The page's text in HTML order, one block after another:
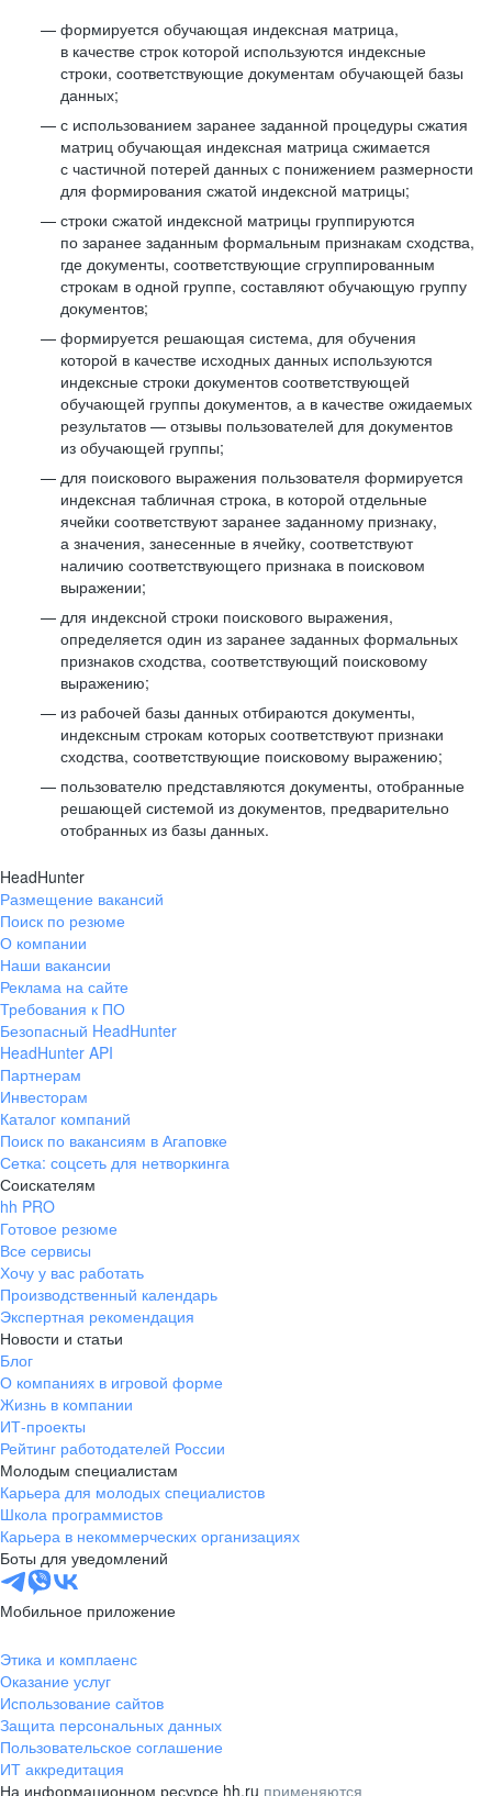
формируется обучающая индексная матрица,
в качестве строк которой используются индексные
строки, соответствующие документам обучающей базы
данных;
с использованием заранее заданной процедуры сжатия
матриц обучающая индексная матрица сжимается
с частичной потерей данных с понижением размерности
для формирования сжатой индексной матрицы;
строки сжатой индексной матрицы группируются
по заранее заданным формальным признакам сходства,
где документы, соответствующие сгруппированным
строкам в одной группе, составляют обучающую группу
документов;
формируется решающая система, для обучения
которой в качестве исходных данных используются
индексные строки документов соответствующей
обучающей группы документов, а в качестве ожидаемых
результатов — отзывы пользователей для документов
из обучающей группы;
для поискового выражения пользователя формируется
индексная табличная строка, в которой отдельные
ячейки соответствуют заранее заданному признаку,
а значения, занесенные в ячейку, соответствуют
наличию соответствующего признака в поисковом
выражении;
для индексной строки поискового выражения,
определяется один из заранее заданных формальных
признаков сходства, соответствующий поисковому
выражению;
из рабочей базы данных отбираются документы,
индексным строкам которых соответствуют признаки
сходства, соответствующие поисковому выражению;
пользователю представляются документы, отобранные
решающей системой из документов, предварительно
отобранных из базы данных.
HeadHunter
Размещение вакансий
Поиск по резюме
О компании
Наши вакансии
Реклама на сайте
Требования к ПО
Безопасный HeadHunter
HeadHunter API
Партнерам
Инвесторам
Каталог компаний
Поиск по вакансиям в Агаповке
Сетка: соцсеть для нетворкинга
Соискателям
hh PRO
Готовое резюме
Все сервисы
Хочу у вас работать
Производственный календарь
Экспертная рекомендация
Новости и статьи
Блог
О компаниях в игровой форме
Жизнь в компании
ИТ-проекты
Рейтинг работодателей России
Молодым специалистам
Карьера для молодых специалистов
Школа программистов
Карьера в некоммерческих организациях
Боты для уведомлений
Мобильное приложение
Этика и комплаенс
Оказание услуг
Использование сайтов
Защита персональных данных
Пользовательское соглашение
ИТ аккредитация
На информационном ресурсе hh.ru применяются